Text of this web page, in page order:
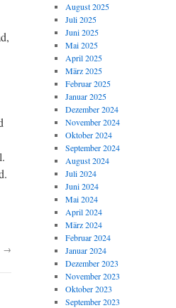
→
August 2025
Juli 2025
Juni 2025
Mai 2025
April 2025
März 2025
Februar 2025
Januar 2025
Dezember 2024
November 2024
Oktober 2024
September 2024
August 2024
Juli 2024
Juni 2024
Mai 2024
April 2024
März 2024
Februar 2024
Januar 2024
Dezember 2023
November 2023
Oktober 2023
September 2023